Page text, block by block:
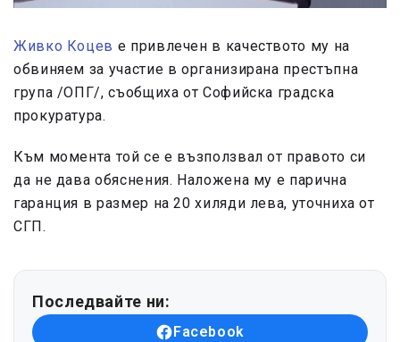
Живко Коцев е привлечен в качеството му на
обвиняем за участие в организирана престъпна
група /ОПГ/, съобщиха от Софийска градска
прокуратура.
Към момента той се е възползвал от правото си
да не дава обяснения. Наложена му е парична
гаранция в размер на 20 хиляди лева, уточниха от
СГП.
Последвайте ни:
Facebook